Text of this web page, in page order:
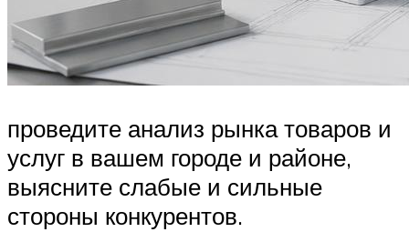
проведите анализ рынка товаров и
услуг в вашем городе и районе,
выясните слабые и сильные
стороны конкурентов.